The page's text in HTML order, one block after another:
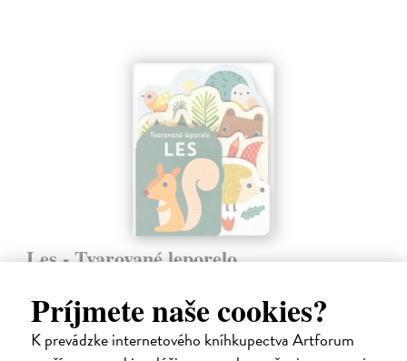
Príjmete naše cookies?
K prevádzke internetového kníhkupectva Artforum
Les - Tvarované leporelo
Táto knižka s veselými obrázkami a rôzne tvarovanými stránkami
zaujme malé deti a zoznámi ich so životom v lese.
Do 6 dní